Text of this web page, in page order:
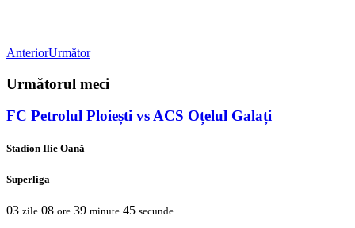
AnteriorUrmător
Următorul meci
FC Petrolul Ploiești vs ACS Oțelul Galați
Stadion Ilie Oană
Superliga
03 zile 08 ore 39 minute 45 secunde